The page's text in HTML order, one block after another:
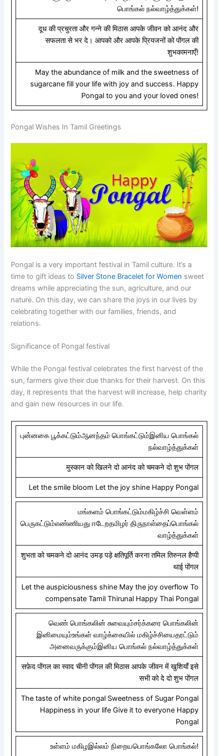
பொங்கல் நல்வாழ்த்துக்கள்!
दूध की प्रचुरता और गन्ने की मिठास आपके जीवन को आनंद और
सफलता से भर दे। आपको और आपके प्रियजनों को पोंगल की
शुभकामनाएँ!
May the abundance of milk and the sweetness of
sugarcane fill your life with joy and success. Happy
Pongal to you and your loved ones!
Pongal Wishes In Tamil Greetings
Pongal is a very important festival in Tamil culture. It’s a
time to gift ideas to Silver Stone Bracelet for Women sweet
dreams while appreciating the sun, agriculture, and our
nature. On this day, we can share the joys in our lives by
celebrating together with our families, friends, and
relations.
Significance of Pongal festival
While the Pongal festival celebrates the first harvest of the
sun, farmers give their due thanks for their harvest. On this
day, it represents that the harvest will increase, help charity
and gain new resources in our life.
புன்னகை பூக்கட்டும்ஆனந்தம் பொங்கட்டும்இனிய பொங்கல்
நல்வாழ்த்துக்கள்
मुस्कान को खिलने दो आनंद को चमकने दो शुभ पोंगल
Let the smile bloom Let the joy shine Happy Pongal
மங்களம் பொங்கட்டும்மகிழ்ச்சி வெள்ளம்
பெருகட்டும்எண்ணியது ஈடேறதமிழர் திருநாள்தைப்பொங்கல்
வாழ்த்துக்கள்
शुभता को चमकने दो आनंद उमड़ पड़े क्षतिपूर्ति करना तमिल तिरुनल हैप्पी
थाई पोंगल
Let the auspiciousness shine May the joy overflow To
compensate Tamil Thirunal Happy Thai Pongal
வெண் பொங்கலின் சுவையும்சர்க்கரை பொங்கலின்
இனிமையும்உங்கள் வாழ்க்கையில் மகிழ்ச்சியைதரட்டும்
அனைவருக்கும்இனிய பொங்கல் நல்வாழ்த்துக்கள்
सफ़ेद पोंगल का स्वाद चीनी पोंगल की मिठास आपके जीवन में खुशियाँ इसे
सभी को दे दो शुभ पोंगल
The taste of white pongal Sweetness of Sugar Pongal
Happiness in your life Give it to everyone Happy
Pongal
உள்ளம் மகிழஇல்லம் நிறையபொங்கலோ பொங்கல்!